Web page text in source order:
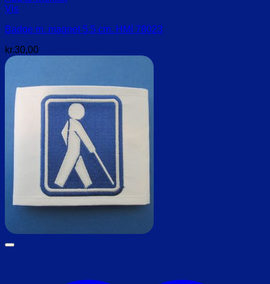
Vis
Badge m. magnet 5,5 cm. HMI 78023
kr.30,00